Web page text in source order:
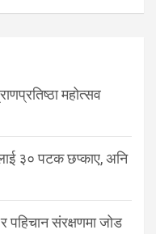
महोत्सव
३० पटक छप्काए, अनि
पहिचान संरक्षणमा जोड